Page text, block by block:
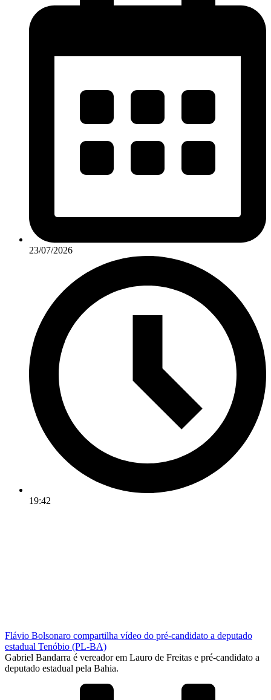
23/07/2026
19:42
Flávio Bolsonaro compartilha vídeo do pré-candidato a deputado
estadual Tenóbio (PL-BA)
Gabriel Bandarra é vereador em Lauro de Freitas e pré-candidato a
deputado estadual pela Bahia.